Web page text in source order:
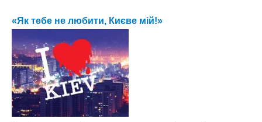
«Як тебе не любити, Києве мій!»